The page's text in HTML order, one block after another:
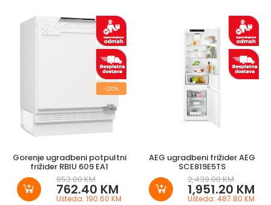
-20%
Gorenje ugradbeni potpultni
frižider RBIU 609 EA1
953.00 KM
762.40 KM
Ušteda: 190.60 KM
AEG ugradbeni frižider AEG
SCE819E5TS
2,439.00 KM
1,951.20 KM
Ušteda: 487.80 KM